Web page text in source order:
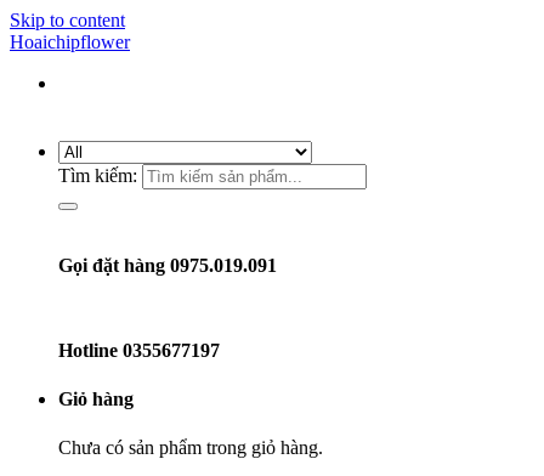
Skip to content
Hoaichipflower
Tìm kiếm:
Gọi đặt hàng 0975.019.091
Hotline 0355677197
Giỏ hàng
Chưa có sản phẩm trong giỏ hàng.